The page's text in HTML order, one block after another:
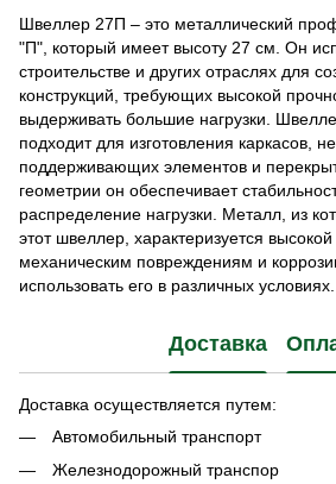
Швеллер 27П – это металлический
"П", который имеет высоту 27 см. Он
строительстве и других отраслях для
конструкций, требующих высокой
выдерживать большие нагрузки.
подходит для изготовления каркасов,
поддерживающих элементов и
геометрии он обеспечивает
распределение нагрузки. Металл, из
этот швеллер, характеризуется высокой
механическим повреждениям и
использовать его в различных условиях.
Доставка
Доставка осуществляется путем:
Автомобильный транспорт
Железнодорожный транспор